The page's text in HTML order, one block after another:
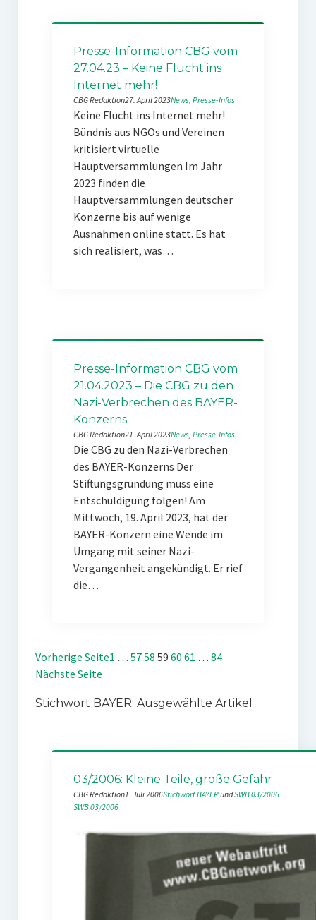
Presse-Information CBG vom
27.04.23 – Keine Flucht ins
Internet mehr!
CBG Redaktion27. April 2023News, Presse-Infos
Keine Flucht ins Internet mehr!
Bündnis aus NGOs und Vereinen
kritisiert virtuelle
Hauptversammlungen Im Jahr
2023 finden die
Hauptversammlungen deutscher
Konzerne bis auf wenige
Ausnahmen online statt. Es hat
sich realisiert, was…
Presse-Information CBG vom
21.04.2023 – Die CBG zu den
Nazi-Verbrechen des BAYER-
Konzerns
CBG Redaktion21. April 2023News, Presse-Infos
Die CBG zu den Nazi-Verbrechen
des BAYER-Konzerns Der
Stiftungsgründung muss eine
Entschuldigung folgen! Am
Mittwoch, 19. April 2023, hat der
BAYER-Konzern eine Wende im
Umgang mit seiner Nazi-
Vergangenheit angekündigt. Er rief
die…
Vorherige Seite1 … 5758 59 60 61 … 84
Nächste Seite
Stichwort BAYER: Ausgewählte Artikel
03/2006: Kleine Teile, große Gefahr
CBG Redaktion1. Juli 2006Stichwort BAYER und SWB 03/2006
SWB 03/2006